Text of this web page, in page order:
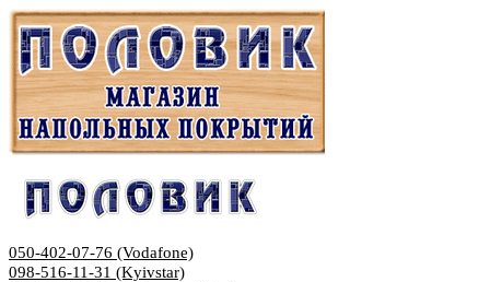
050-402-07-76 (Vodafone)
098-516-11-31 (Kyivstar)